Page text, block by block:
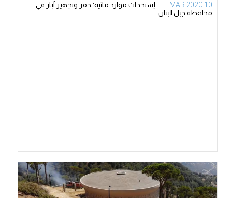
10 MAR 2020
إستحداث موارد مائية: حفر وتجهيز آبار في
محافظة جبل لبنان